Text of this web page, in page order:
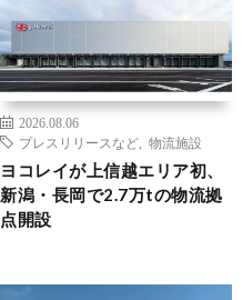
2026.08.06
プレスリリースなど
物流施設
ヨコレイが上信越エリア初、
新潟・長岡で2.7万tの物流拠
点開設